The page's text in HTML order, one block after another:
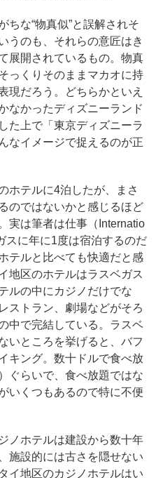
な“物真似”と誤解されそ
うのも、それらの意匠はき
展開されているもの。物真
っくりそのままマカオに持
現だろう。どちらかといえ
なかったディズニーランド
た上で「東京ディズニーラ
なイメージで捉えるのが正
ホテルに4泊したが、まさ
のではないかと感じるほど
実は筆者は仕事（Internatio
スに年に1度は宿泊するのだ
テルと比べても快適だと感
地区のホテルはラスベガス
ルの中にカジノだけでな
ストラン、劇場などがそろ
中で完結している。ラスベ
いところを挙げると、バフ
キング。数十ドルで食べ放
ぐらいで、食べ放題ではな
いくつもあるので特に不便
ノホテルは建設から数十年
施設的には古さを隠せない
イ地区のカジノホテルはい